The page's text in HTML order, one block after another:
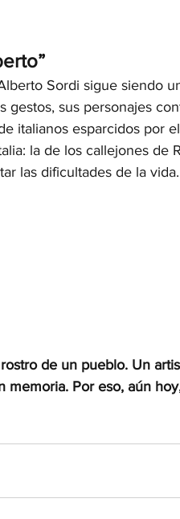
Sordi sigue siendo
gestos, sus personajes
italianos esparcidos por
la de los callejones de
las dificultades de la vida.
de un pueblo. Un
memoria. Por eso, aún